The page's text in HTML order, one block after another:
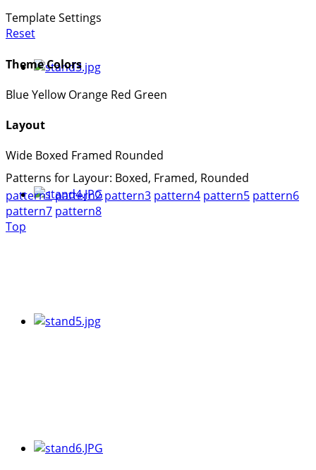
Template Settings
Reset
Theme Colors
BlueYellow Orange Red Green
Layout
Wide Boxed Framed Rounded
Patterns for Layour: Boxed, Framed, Rounded
pattern1pattern2 pattern3 pattern4 pattern5 pattern6
pattern7 pattern8
Top